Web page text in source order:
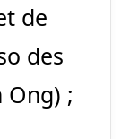
de
des
Ong) ;